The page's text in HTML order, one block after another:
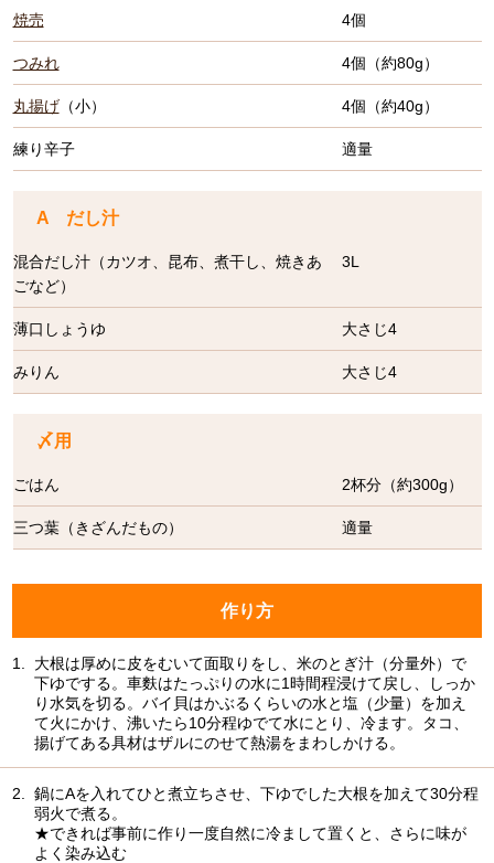
焼売 4個
つみれ 4個（約80g）
丸揚げ（小） 4個（約40g）
練り辛子 適量
A だし汁
混合だし汁（カツオ、昆布、煮干し、焼きあ
ごなど）
3L
薄口しょうゆ 大さじ4
みりん 大さじ4
〆用
ごはん 2杯分（約300g）
三つ葉（きざんだもの） 適量
作り方
1.
大根は厚めに皮をむいて面取りをし、米のとぎ汁（分量外）で
下ゆでする。車麩はたっぷりの水に1時間程浸けて戻し、しっか
り水気を切る。バイ貝はかぶるくらいの水と塩（少量）を加え
て火にかけ、沸いたら10分程ゆでて水にとり、冷ます。タコ、
揚げてある具材はザルにのせて熱湯をまわしかける。
2.
鍋にAを入れてひと煮立ちさせ、下ゆでした大根を加えて30分程
弱火で煮る。
★できれば事前に作り一度自然に冷まして置くと、さらに味が
よく染み込む